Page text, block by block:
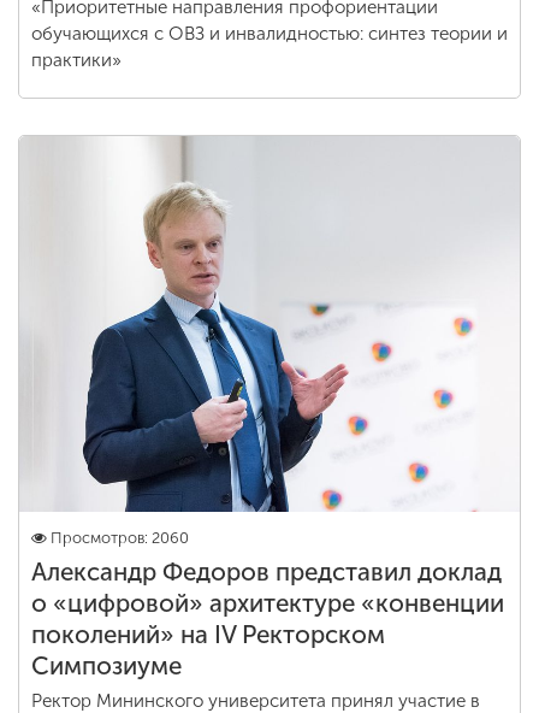
«Приоритетные направления профориентации
обучающихся с ОВЗ и инвалидностью: синтез теории и
практики»
Просмотров: 2060
Александр Федоров представил доклад
о «цифровой» архитектуре «конвенции
поколений» на IV Ректорском
Симпозиуме
Ректор Мининского университета принял участие в